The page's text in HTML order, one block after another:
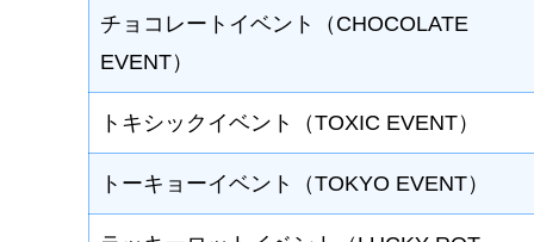
チョコレートイベント（CHOCOLATE
EVENT）
トキシックイベント（TOXIC EVENT）
トーキョーイベント（TOKYO EVENT）